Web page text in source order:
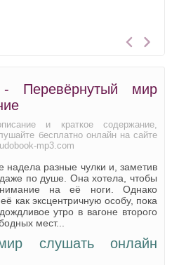
- Перевёрнутый мир
и краткое содержание,
бесплатно онлайн на сайте
mp3.com
надела разные чулки и, заметив
по душе. Она хотела, чтобы
на её ноги. Однако
как эксцентричную особу, пока
утро в вагоне второго
мест...
слушать онлайн